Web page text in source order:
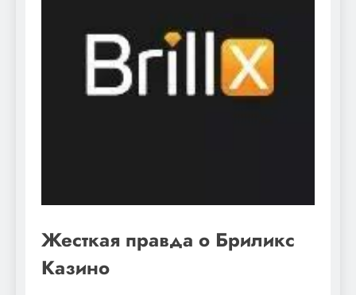
Жесткая правда о Бриликс
Казино